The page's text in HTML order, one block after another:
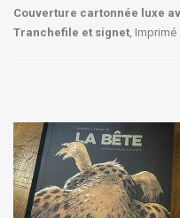
Couverture cartonnée luxe
Tranchefile et signet ,